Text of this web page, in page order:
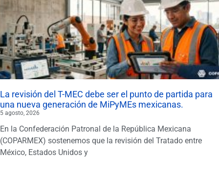
La revisión del T-MEC debe ser el punto de partida para
una nueva generación de MiPyMEs mexicanas.
5 agosto, 2026
En la Confederación Patronal de la República Mexicana
(COPARMEX) sostenemos que la revisión del Tratado entre
México, Estados Unidos y